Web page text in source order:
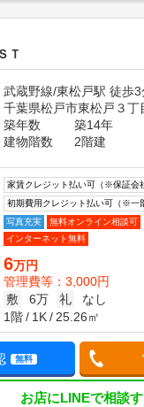
Ｔ
武蔵野線/東松戸駅 徒歩3
千葉県松戸市東松戸３丁
築年数
築14年
建物階数
2階建
家賃クレジット払い可（※保証会
初期費用クレジット払い可（※一
写真充実
無料オンライン相談可
インターネット無料
6万円
管理費等：3,000円
敷
6万 礼
なし
1階
1K 25.26㎡
無料
お店にLINEで相談